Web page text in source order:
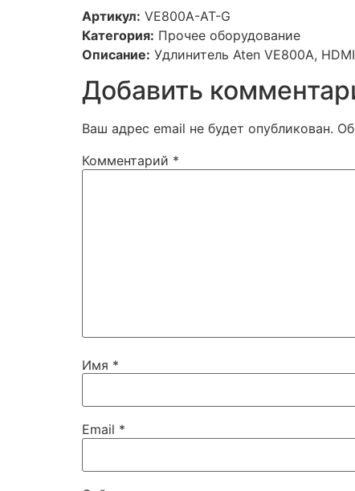
Артикул: VE800A-AT-G
Категория: Прочее оборудование
Описание: Удлинитель Aten VE800A,
Добавить
Ваш адрес email не будет опубликован.
Комментарий *
Имя *
Email *